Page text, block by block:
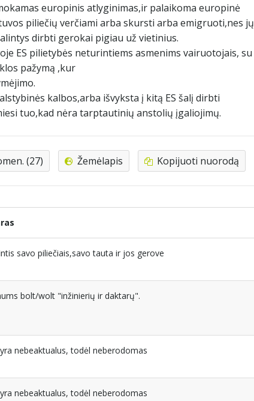
europinis atlyginimas,ir palaikoma europinė
piliečių verčiami arba skursti arba emigruoti,nes jų
dirbti gerokai pigiau už vietinius.
ES pilietybės neturintiems asmenims vairuotojais, su
pažymą ,kur
kalbos,arba išvyksta į kitą ES šalį dirbti
tuo,kad nėra tarptautinių anstolių įgaliojimų.
(27) Žemėlapis Kopijuoti nuorodą
savo piliečiais,savo tauta ir jos gerove
bolt/wolt "inžinierių ir daktarų".
nebeaktualus, todėl neberodomas
nebeaktualus, todėl neberodomas